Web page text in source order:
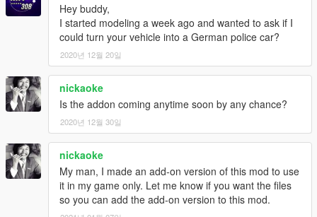
Hey buddy,
I started modeling a week ago and wanted to ask if I
could turn your vehicle into a German police car?
2020년 12월 20일
nickaoke
Is the addon coming anytime soon by any chance?
2020년 12월 30일
nickaoke
My man, I made an add-on version of this mod to use
it in my game only. Let me know if you want the files
so you can add the add-on version to this mod.